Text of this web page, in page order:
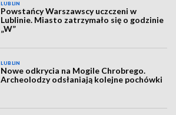
LUBLIN
Powstańcy Warszawscy uczczeni w
Lublinie. Miasto zatrzymało się o godzinie
„W”
LUBLIN
Nowe odkrycia na Mogile Chrobrego.
Archeolodzy odsłaniają kolejne pochówki